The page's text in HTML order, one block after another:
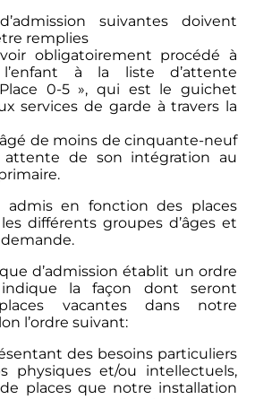
suivantes doivent
remplies
obligatoirement procédé à
l’enfant à la liste d’attente
0-5 », qui est le guichet
services de garde à travers la
de moins de cinquante-neuf
de son intégration au
admis en fonction des places
différents groupes d’âges et
d’admission établit un ordre
la façon dont seront
vacantes dans notre
l’ordre suivant:
des besoins particuliers
physiques et/ou intellectuels,
places que notre installation